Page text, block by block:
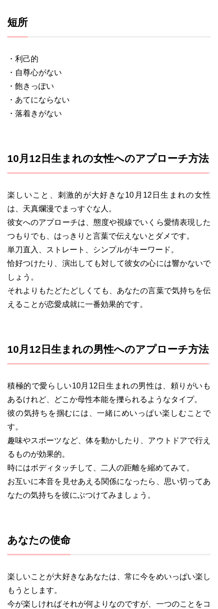
短所
・利己的
・自尊心がない
・飽きっぽい
・あてにならない
・落着きがない
10月12日生まれの女性へのアプローチ方法
楽しいこと、刺激的が大好きな10月12日生まれの女性
は、天真爛漫でまっすぐな人。
彼女へのアプローチは、態度や視線でいくら愛情表現した
つもりでも、はっきりと言葉で伝えないとダメです。
単刀直入、ストレート、シンプルがキーワード。
恰好つけたり、演出しても対して彼女の心には響かないで
しょう。
それよりもたどたどしくても、あなたの言葉で気持ちを伝
えることが恋愛成就に一番効果的です。
10月12日生まれの男性へのアプローチ方法
積極的で愛らしい10月12日生まれの男性は、頼りがいも
あるけれど、どこか母性本能を擽られるようなタイプ。
彼の気持ちを掴むには、一緒にめいっぱい楽しむことで
す。
趣味やスポーツなど、体を動かしたり、アウトドアで行え
るものが効果的。
時にはボディタッチして、二人の距離を縮めてみて。
お互いに本音を見せあえる関係になったら、思い切ってあ
なたの気持ちを彼にぶつけてみましょう。
あなたの使命
楽しいことが大好きなあなたは、常に今をめいっぱい楽し
もうとします。
今が楽しければそれが何よりなのですが、一つのことをコ